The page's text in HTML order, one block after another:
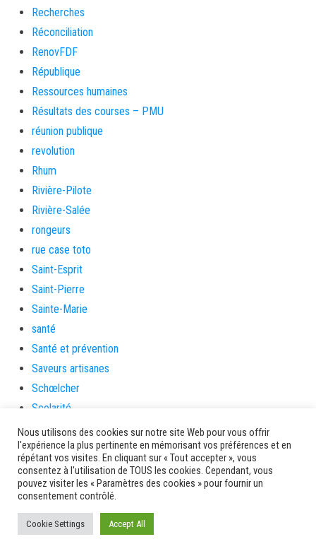
Recherches
Réconciliation
RenovFDF
République
Ressources humaines
Résultats des courses – PMU
réunion publique
revolution
Rhum
Rivière-Pilote
Rivière-Salée
rongeurs
rue case toto
Saint-Esprit
Saint-Pierre
Sainte-Marie
santé
Santé et prévention
Saveurs artisanes
Schœlcher
Scolarité
sécurité
Séniors
Service culture, sport et associations
Service de l'urbanisme
sinistrés
Nous utilisons des cookies sur notre site Web pour vous offrir
l'expérience la plus pertinente en mémorisant vos préférences et en
répétant vos visites. En cliquant sur « Tout accepter », vous
consentez à l'utilisation de TOUS les cookies. Cependant, vous
pouvez visiter les « Paramètres des cookies » pour fournir un
consentement contrôlé.
Cookie Settings Accept All